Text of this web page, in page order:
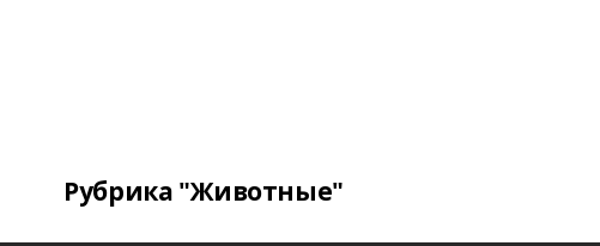
Рубрика "Животные"